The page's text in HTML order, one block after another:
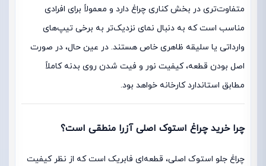
متفاوت‌تری در بخش کناری چراغ دارد و معمولاً برای افرادی
مناسب است که به دنبال نمای نزدیک‌تر به برخی تیپ‌های
وارداتی یا سلیقه ظاهری خاص هستند. در عین حال، در صورت
اصل بودن قطعه، کیفیت نور و فیت شدن روی بدنه کاملاً
مطابق استاندارد کارخانه خواهد بود.
چرا خرید چراغ استوک اصلی آزرا منطقی است؟
چراغ جلو استوک اصلی، قطعه‌ای فابریک است که از نظر کیفیت